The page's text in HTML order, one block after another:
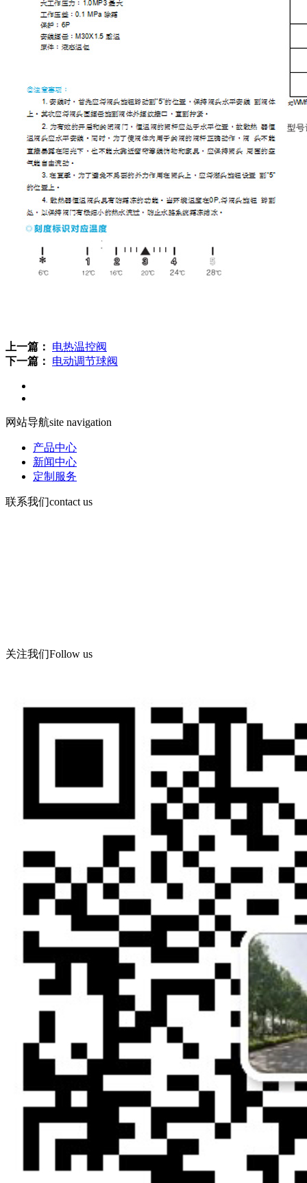
上一篇：
电热温控阀
下一篇：
电动调节球阀
网站导航site navigation
产品中心
新闻中心
定制服务
联系我们contact us
关注我们Follow us